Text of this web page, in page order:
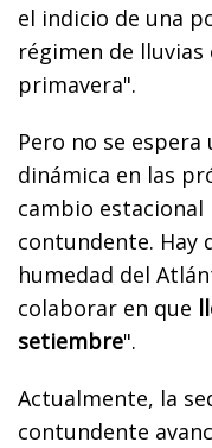
el indicio de una
régimen de lluvias
primavera".
Pero no se
dinámica en las
cambio estacional
contundente. Hay
humedad del
colaborar en que
setiembre".
Actualmente, la
contundente